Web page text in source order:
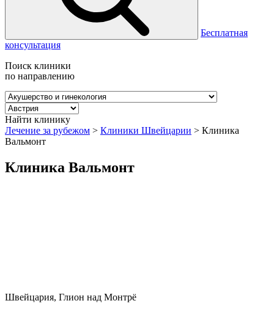
Бесплатная
консультация
Поиск клиники
по направлению
Найти клинику
Лечение за рубежом > Клиники Швейцарии > Клиника
Вальмонт
Клиника Вальмонт
Швейцария, Глион над Монтрё